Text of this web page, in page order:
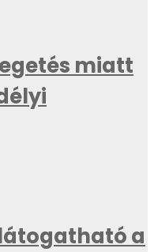
miatt
a